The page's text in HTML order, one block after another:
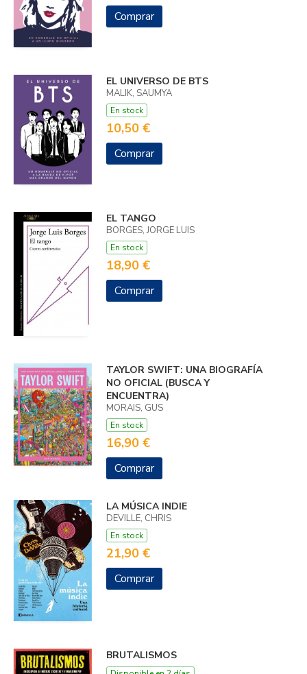
Comprar
EL UNIVERSO DE BTS
MALIK, SAUMYA
En stock
10,50 €
Comprar
EL TANGO
BORGES, JORGE LUIS
En stock
18,90 €
Comprar
TAYLOR SWIFT: UNA BIOGRAFÍA
NO OFICIAL (BUSCA Y
ENCUENTRA)
MORAIS, GUS
En stock
16,90 €
Comprar
LA MÚSICA INDIE
DEVILLE, CHRIS
En stock
21,90 €
Comprar
BRUTALISMOS